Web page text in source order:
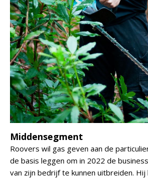
Middensegment
Roovers wil gas geven aan de
de basis leggen om in 2022 de
van zijn bedrijf te kunnen uitbreiden.